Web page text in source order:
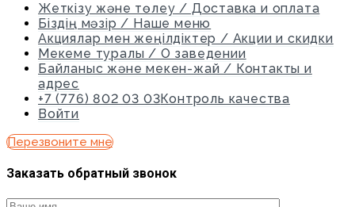
Жеткізу және төлеу / Доставка и оплата
Біздің мәзір / Наше меню
Акциялар мен жеңілдіктер / Акции и скидки
Мекеме туралы / О заведении
Байланыс және мекен-жай / Контакты и
адрес
+7 (776) 802 03 03Контроль качества
Войти
Перезвоните мне
Заказать обратный звонок